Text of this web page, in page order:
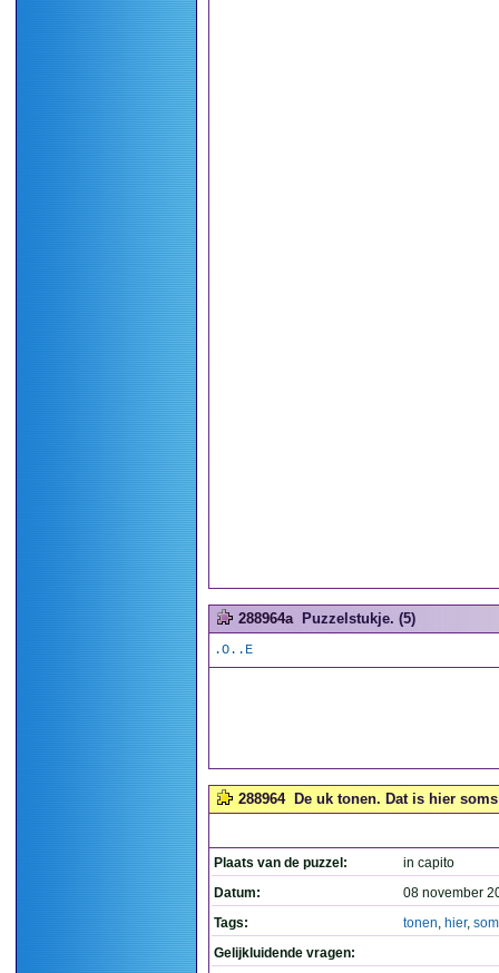
288964a Puzzelstukje. (5)
.O..E
288964 De uk tonen. Dat is hier
Plaats van de puzzel:
in capito
Datum:
08 november
Tags:
tonen, hier,
Gelijkluidende vragen: